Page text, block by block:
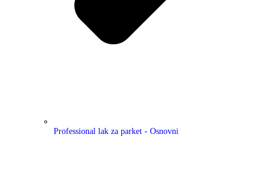
Professional lak za parket - Osnovni